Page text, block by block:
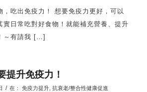
，吃出免疫力！ 想要免疫力更好，可以
實日常吃對好食物！就能補充營養、提升
～有請我 […]
提升免疫力！
/ 在： 免疫力提升, 抗衰老/整合性健康促進